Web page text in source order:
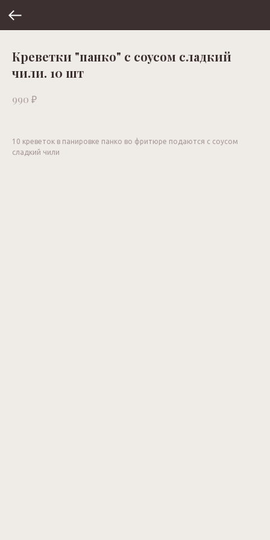
Креветки "панко" с соусом сладкий
чили. 10 шт
990 ₽
10 креветок в панировке панко во фритюре подаются с соусом
сладкий чили